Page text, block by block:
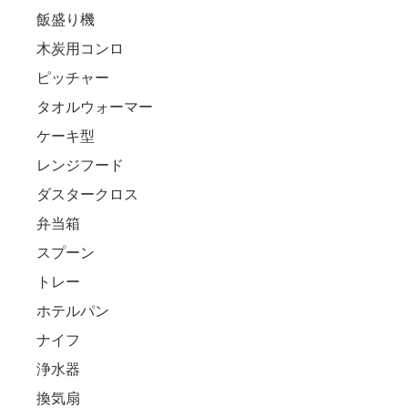
飯盛り機
木炭用コンロ
ピッチャー
タオルウォーマー
ケーキ型
レンジフード
ダスタークロス
弁当箱
スプーン
トレー
ホテルパン
ナイフ
浄水器
換気扇